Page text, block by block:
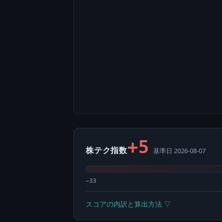
株テク指数+5 基準日 2026-08-07
−33
スコアの内訳と算出方法 ▽